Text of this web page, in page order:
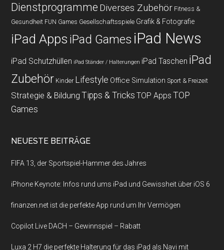
Dienstprogramme Diverses Zubehör Fitness &
Gesundheit FUN Games Gesellschaftsspiele Grafik & Fotografie
iPad Apps iPad Games iPad News
iPad Schutzhüllen iPad Ständer / Halterungen iPad Taschen iPad
Zubehör Kinder Lifestyle Office Simulation Sport & Freizeit
Strategie & Bildung Tipps & Tricks TOP Apps TOP
Games
NEUESTE BEITRÄGE
FIFA 13, der Sportspiel-Hammer des Jahres
iPhone Keynote: Infos rund ums iPad und Gewissheit über iOS 6
finanzen.net ist die perfekte App rund um Ihr Vermögen
Copilot Live DACH – Gewinnspiel – Rabatt
Luxa 2 H7 die perfekte Halterung für das iPad als Navi mit